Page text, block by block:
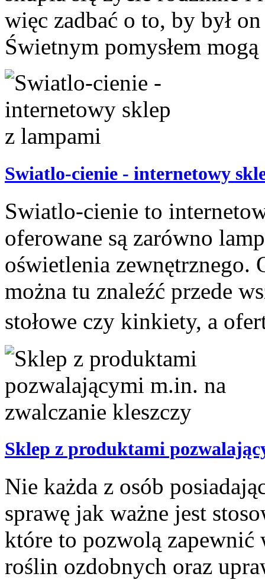
więc zadbać o to, by był
Świetnym pomysłem
Swiatlo-cienie - internetowy
Swiatlo-cienie to
oferowane są zarówno
oświetlenia zewnętrznego.
można tu znaleźć przede
stołowe czy kinkiety, a
Sklep z produktami
Nie każda z osób
sprawę jak ważne jest
które to pozwolą zapewnić
roślin ozdobnych oraz